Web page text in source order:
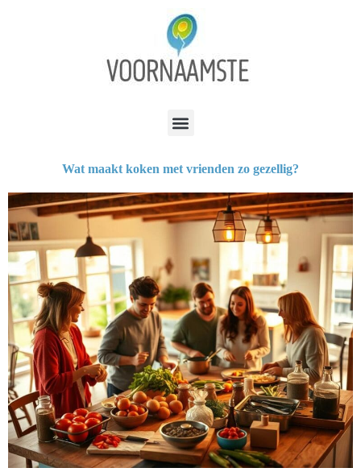
Wat maakt koken met vrienden zo gezellig?